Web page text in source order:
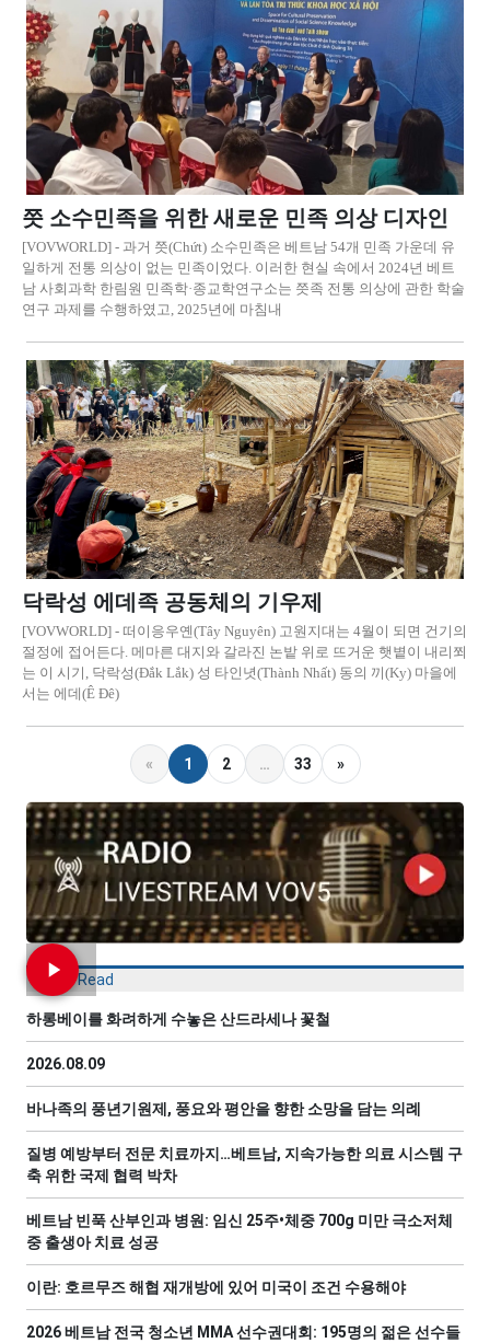
쯧 소수민족을 위한 새로운 민족 의상 디자인
[VOVWORLD] - 과거 쯧(Chứt) 소수민족은 베트남 54개 민족 가운데 유
일하게 전통 의상이 없는 민족이었다. 이러한 현실 속에서 2024년 베트
남 사회과학 한림원 민족학·종교학연구소는 쯧족 전통 의상에 관한 학술
연구 과제를 수행하였고, 2025년에 마침내
닥락성 에데족 공동체의 기우제
[VOVWORLD] - 떠이응우옌(Tây Nguyên) 고원지대는 4월이 되면 건기의
절정에 접어든다. 메마른 대지와 갈라진 논밭 위로 뜨거운 햇볕이 내리쬐
는 이 시기, 닥락성(Đắk Lắk) 성 타인녓(Thành Nhất) 동의 끼(Ky) 마을에
서는 에데(Ê Đê)
« 1 2 … 33 »
Most Read
하롱베이를 화려하게 수놓은 산드라세나 꽃철
2026.08.09
바나족의 풍년기원제, 풍요와 평안을 향한 소망을 담는 의례
질병 예방부터 전문 치료까지…베트남, 지속가능한 의료 시스템 구
축 위한 국제 협력 박차
베트남 빈푹 산부인과 병원: 임신 25주•체중 700g 미만 극소저체
중 출생아 치료 성공
이란: 호르무즈 해협 재개방에 있어 미국이 조건 수용해야
2026 베트남 전국 청소년 MMA 선수권대회: 195명의 젊은 선수들